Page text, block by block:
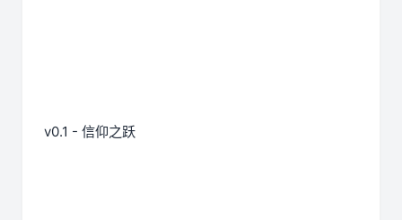
v0.1 - 信仰之跃